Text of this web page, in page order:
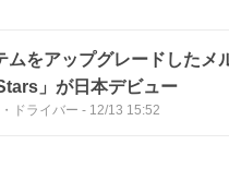
ムをアップグレードしたメ
」が日本デビュー
ドライバー - 12/13 15:52